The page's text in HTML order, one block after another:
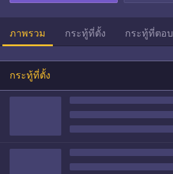
ภาพรวม กระทู้ที่ตั้ง กระทู้ที่ตอบ
กระทู้ที่ตั้ง